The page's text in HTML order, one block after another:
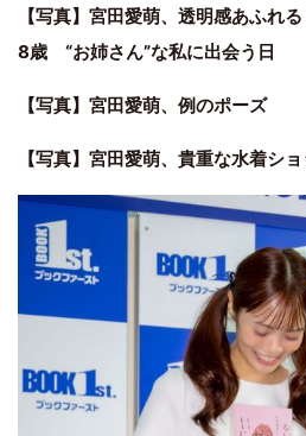
【写真】宮田愛萌、透明感あふれ
8歳 “お姉さん”な私に出会う日
【写真】宮田愛萌、例のポーズ
【写真】宮田愛萌、貴重な水着ショ